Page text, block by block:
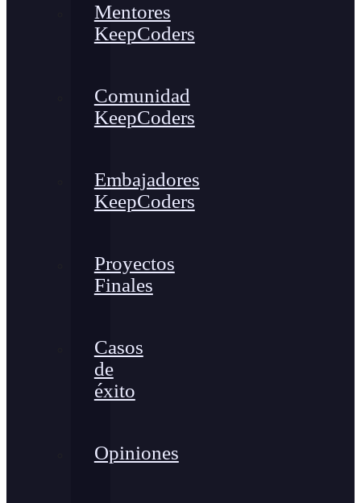
Mentores
KeepCoders
Comunidad
KeepCoders
Embajadores
KeepCoders
Proyectos
Finales
Casos
de
éxito
Opiniones